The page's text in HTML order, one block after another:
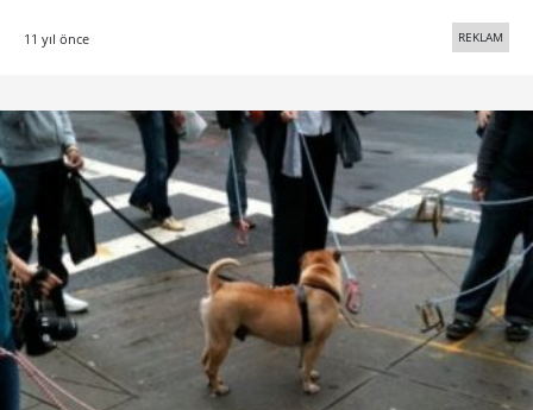
11 yıl önce REKLAM